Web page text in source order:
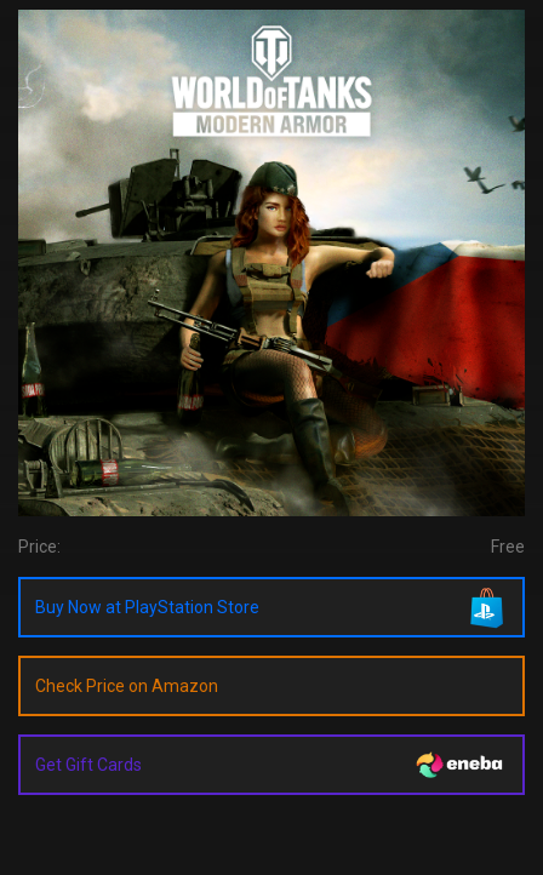
Price: Free
Buy Now at PlayStation Store
Check Price on Amazon
Get Gift Cards